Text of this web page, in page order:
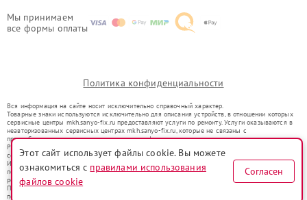
Мы принимаем
все формы оплаты
Политика конфиденциальности
Вся информация на сайте носит исключительно справочный характер.
Товарные знаки используются исключительно для описания устройств, в отношении которых
сервисные центры mkh.sanyo-fix.ru предоставляют услуги по ремонту. Услуги оказываются в
неавторизованных сервисных центрах mkh.sanyo-fix.ru, которые не связаны с
правообладателями товарных знаков или их официальными представителями.
Ремонт осуществляется для устройств, уже введенных в гражданский оборот в соответствии
со статьей 1487 ГК РФ.
Использование товарных знаков не преследует цели индивидуализации услуг или введения
потребителей в заблуждение, а служит для информирования о предоставляемых услугах по
ремонту техники указанных брендов.
Представленная на сайте информация не является публичной офертой, определяемой
положениями Статьи 437(2) Гражданского кодекса РФ
Этот сайт использует файлы cookie. Вы можете
ознакомиться с правилами использования
файлов cookie
Согласен